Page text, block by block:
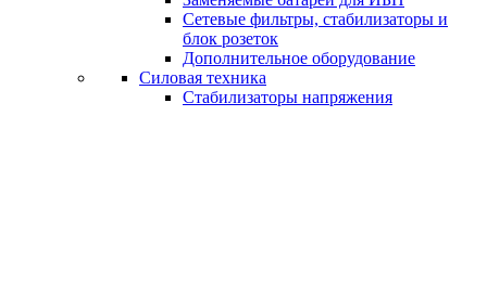
Сетевые фильтры, стабилизаторы и
блок розеток
Дополнительное оборудование
Силовая техника
Стабилизаторы напряжения